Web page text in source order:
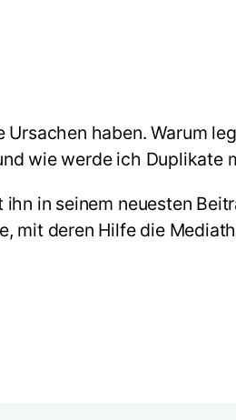
haben. Warum
wie werde ich Duplikate
in seinem neuesten
mit deren Hilfe die